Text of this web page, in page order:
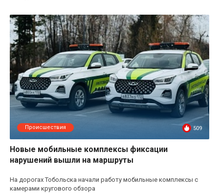
Происшествия 509
Новые мобильные комплексы фиксации
нарушений вышли на маршруты
На дорогах Тобольска начали работу мобильные комплексы с
камерами кругового обзора